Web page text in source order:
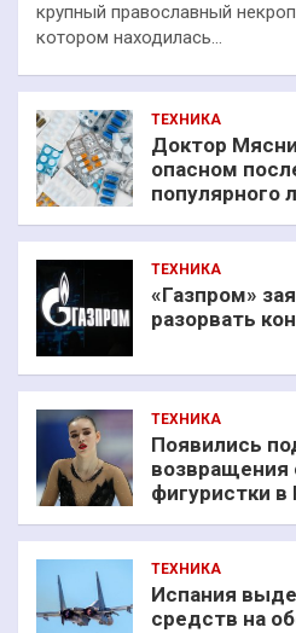
крупный православный
котором находилась…
ТЕХНИКА
Доктор
опасном
популярного
ТЕХНИКА
«Газпром»
разорвать
ТЕХНИКА
Появились
возвращения
фигуристки
ТЕХНИКА
Испания
средств на